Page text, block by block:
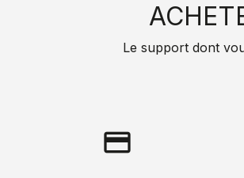
Le support dont
credit_card